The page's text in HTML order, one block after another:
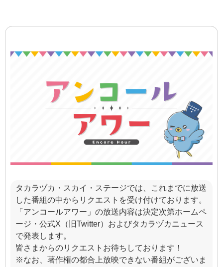
タカラヅカ・スカイ・ステージでは、これまでに放送
した番組の中からリクエストを受け付けております。
「アンコールアワー」の放送内容は決定次第ホームペ
ージ・公式X（旧Twitter）およびタカラヅカニュース
で発表します。
皆さまからのリクエストお待ちしております！
※なお、著作権の都合上放映できない番組がございま